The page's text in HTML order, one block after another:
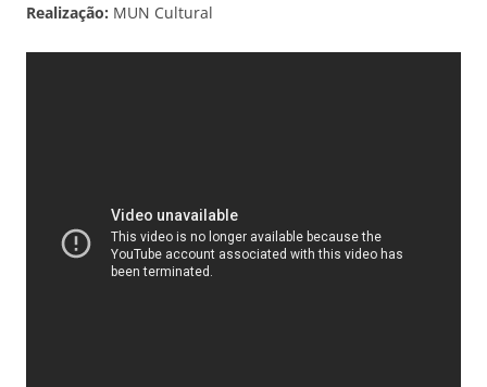
Realização: MUN Cultural